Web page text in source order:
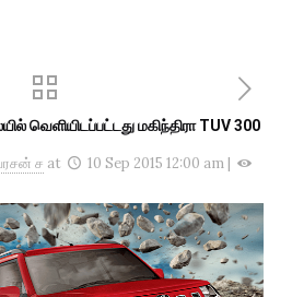
வெளியிடப்பட்டது மகிந்திரா TUV 300
ச at 10 Sep 2015 12:00 am |